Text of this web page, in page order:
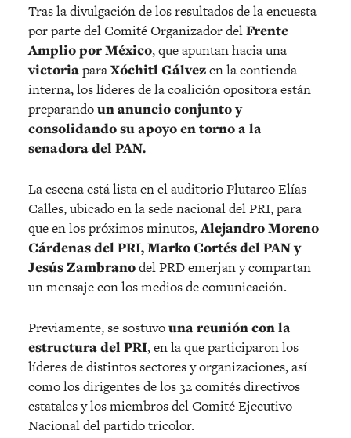
Tras la divulgación de los resultados de la encuesta
por parte del Comité Organizador delFrente
Amplio por México, que apuntan hacia una
victoriaparaXóchitl Gálvezen la contienda
interna, los líderes de la coalición opositora están
preparandoun anuncio conjunto y
consolidando su apoyo en torno a la
senadora del PAN.
La escena está lista en el auditorio Plutarco Elías
Calles, ubicado en la sede nacional del PRI, para
que en los próximos minutos,Alejandro Moreno
Cárdenas del PRI, Marko Cortés del PAN y
Jesús Zambranodel PRD emerjan y compartan
un mensaje con los medios de comunicación.
Previamente, se sostuvouna reunión con la
estructura del PRI, en la que participaron los
líderes de distintos sectores y organizaciones, así
como los dirigentes de los 32 comités directivos
estatales y los miembros del Comité Ejecutivo
Nacional del partido tricolor.